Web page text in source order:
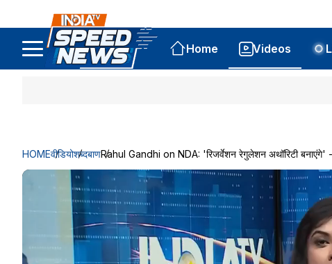
Home Videos
HOMEवीडियोशब्दबाणRahul Gandhi on NDA: 'रिजर्वेशन रेगुलेशन अथॉरिटी बनाएंगे' -